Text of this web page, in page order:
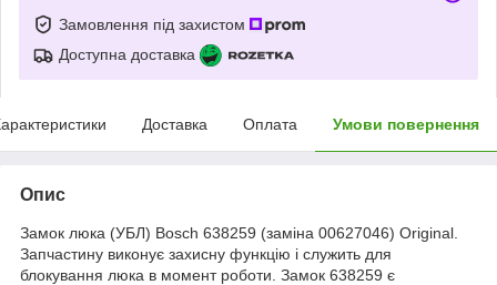
Замовлення під захистом
Доступна доставка
Доставка Оплата Умови повернення
Опис
Замок люка (УБЛ) Bosch 638259 (заміна 00627046) Original.
Запчастину виконує захисну функцію і служить для
блокування люка в момент роботи. Замок 638259 є